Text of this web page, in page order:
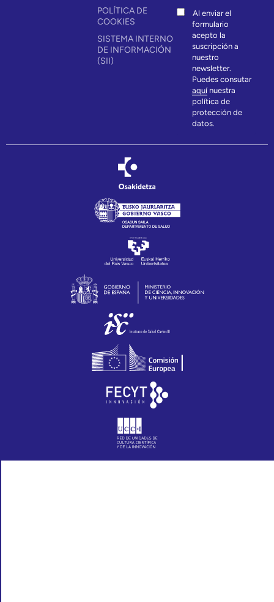
POLÍTICA DE
COOKIES
SISTEMA INTERNO
DE INFORMACIÓN
(SII)
Al enviar el
formulario
acepto la
suscripción a
nuestro
newsletter.
Puedes consutar
aquínuestra
política de
protección de
datos.